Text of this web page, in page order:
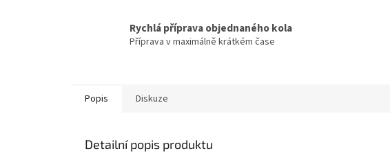
Rychlá příprava objednaného kola
Příprava v maximálně krátkém čase
Popis Diskuze
Detailní popis produktu